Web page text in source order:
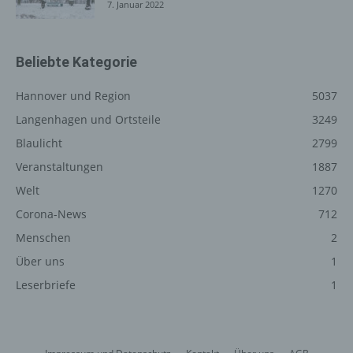
7. Januar 2022
Beliebte Kategorie
Hannover und Region
5037
Langenhagen und Ortsteile
3249
Blaulicht
2799
Veranstaltungen
1887
Welt
1270
Corona-News
712
Menschen
2
Über uns
1
Leserbriefe
1
unsere Internetseite gelangt (sogenannte Referrer), (4)
(5) das Datum und die Uhrzeit eines Zugriffs auf die
Adresse), (7) der Internet-Service-Provider des
zugreifenden Systems und (8) sonstige ähnliche Daten
Systeme dienen.
Bei der Nutzung dieser allgemeinen Daten und
Informationen ziehen wird keine Rückschlüsse auf die
auszuliefern, (2) die Inhalte unserer Internetseite sowie
die Werbung für diese zu optimieren, (3) die dauerhafte